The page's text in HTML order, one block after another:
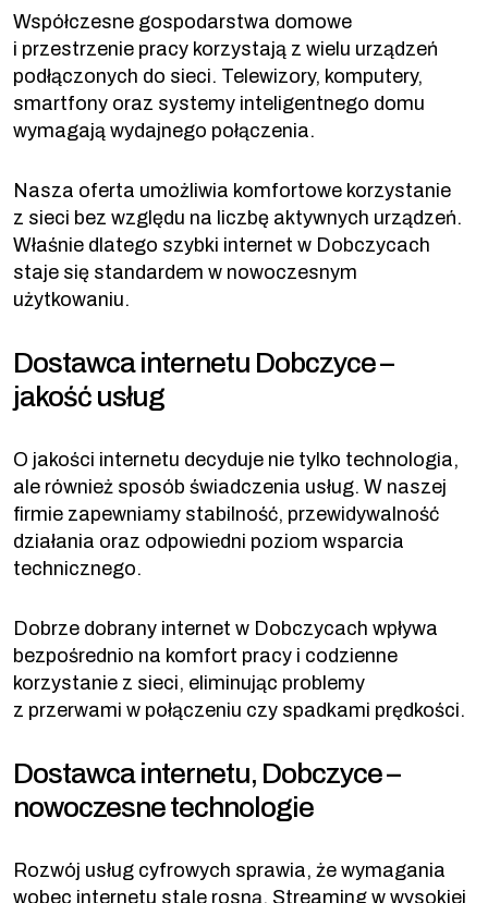
Współczesne gospodarstwa domowe
i przestrzenie pracy korzystają z wielu urządzeń
podłączonych do sieci. Telewizory, komputery,
smartfony oraz systemy inteligentnego domu
wymagają wydajnego połączenia.
Nasza oferta umożliwia komfortowe korzystanie
z sieci bez względu na liczbę aktywnych urządzeń.
Właśnie dlatego szybki internet w Dobczycach
staje się standardem w nowoczesnym
użytkowaniu.
Dostawca internetu Dobczyce –
jakość usług
O jakości internetu decyduje nie tylko technologia,
ale również sposób świadczenia usług. W naszej
firmie zapewniamy stabilność, przewidywalność
działania oraz odpowiedni poziom wsparcia
technicznego.
Dobrze dobrany internet w Dobczycach wpływa
bezpośrednio na komfort pracy i codzienne
korzystanie z sieci, eliminując problemy
z przerwami w połączeniu czy spadkami prędkości.
Dostawca internetu, Dobczyce –
nowoczesne technologie
Rozwój usług cyfrowych sprawia, że wymagania
wobec internetu stale rosną. Streaming w wysokiej